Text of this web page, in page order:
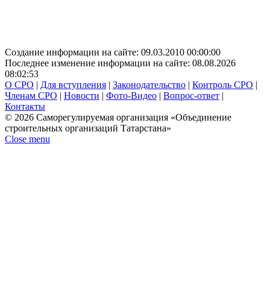
Создание информации на сайте: 09.03.2010 00:00:00
Последнее изменение информации на сайте: 08.08.2026
08:02:53
О СРО | Для вступления | Законодательство | Контроль СРО |
Членам СРО | Новости | Фото-Видео | Вопрос-ответ |
Контакты
© 2026 Саморегулируемая организация «Объединение
строительных организаций Татарстана»
Close menu